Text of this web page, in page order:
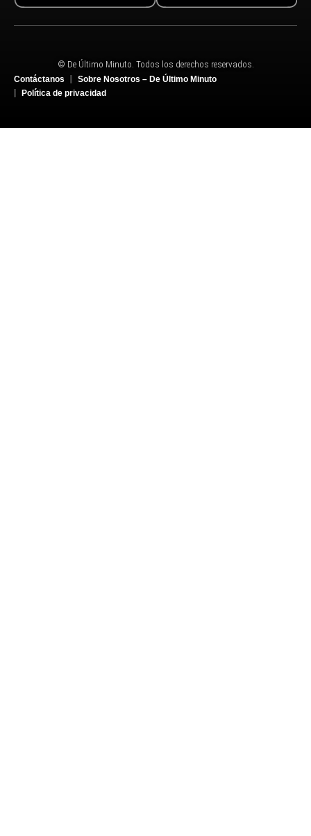
© De Último Minuto. Todos los derechos reservados.
Contáctanos
Sobre Nosotros – De Último Minuto
Política de privacidad